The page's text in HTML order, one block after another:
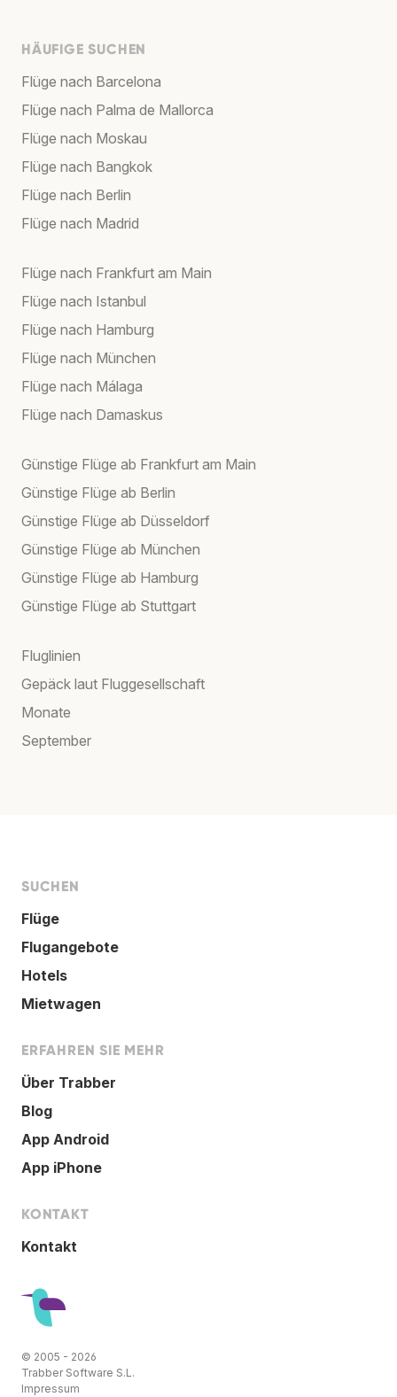
HÄUFIGE SUCHEN
Flüge nach Barcelona
Flüge nach Palma de Mallorca
Flüge nach Moskau
Flüge nach Bangkok
Flüge nach Berlin
Flüge nach Madrid
Flüge nach Frankfurt am Main
Flüge nach Istanbul
Flüge nach Hamburg
Flüge nach München
Flüge nach Málaga
Flüge nach Damaskus
Günstige Flüge ab Frankfurt am Main
Günstige Flüge ab Berlin
Günstige Flüge ab Düsseldorf
Günstige Flüge ab München
Günstige Flüge ab Hamburg
Günstige Flüge ab Stuttgart
Fluglinien
Gepäck laut Fluggesellschaft
Monate
September
SUCHEN
Flüge
Flugangebote
Hotels
Mietwagen
ERFAHREN SIE MEHR
Über Trabber
Blog
App Android
App iPhone
KONTAKT
Kontakt
© 2005 - 2026
Trabber Software S.L.
Impressum